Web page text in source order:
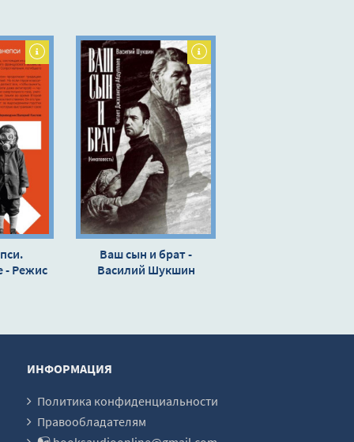
- Режис
Ваш сын и брат -
Василий Шукшин
ИНФОРМАЦИЯ
Политика конфиденциальности
Правообладателям